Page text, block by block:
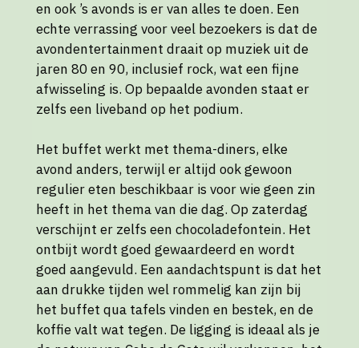
en ook ’s avonds is er van alles te doen. Een
echte verrassing voor veel bezoekers is dat de
avondentertainment draait op muziek uit de
jaren 80 en 90, inclusief rock, wat een fijne
afwisseling is. Op bepaalde avonden staat er
zelfs een liveband op het podium.
Het buffet werkt met thema-diners, elke
avond anders, terwijl er altijd ook gewoon
regulier eten beschikbaar is voor wie geen zin
heeft in het thema van die dag. Op zaterdag
verschijnt er zelfs een chocoladefontein. Het
ontbijt wordt goed gewaardeerd en wordt
goed aangevuld. Een aandachtspunt is dat het
aan drukke tijden wel rommelig kan zijn bij
het buffet qua tafels vinden en bestek, en de
koffie valt wat tegen. De ligging is ideaal als je